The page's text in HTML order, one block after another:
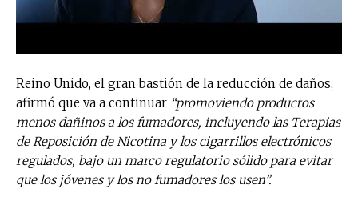
Reino Unido, el gran bastión de la reducción de daños,
afirmó que va a continuar “promoviendo productos
menos dañinos a los fumadores, incluyendo las Terapias
de Reposición de Nicotina y los cigarrillos electrónicos
regulados, bajo un marco regulatorio sólido para evitar
que los jóvenes y los no fumadores los usen”.